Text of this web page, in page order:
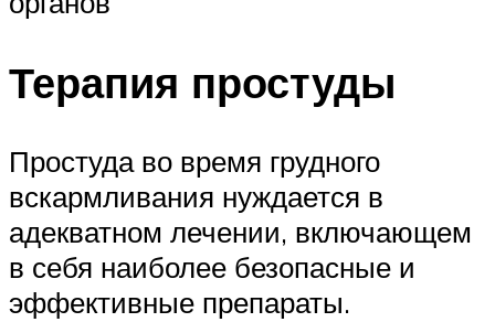
Терапия простуды
Простуда во время грудного
вскармливания нуждается в
адекватном лечении, включающем
в себя наиболее безопасные и
эффективные препараты.